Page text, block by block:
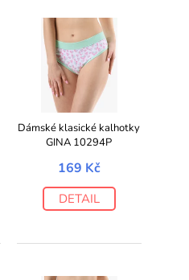
Dámské klasické kalhotky
GINA 10294P
169 Kč
DETAIL